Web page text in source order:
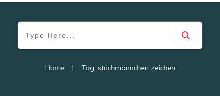
Home | Tag: strichmännchen zeichen